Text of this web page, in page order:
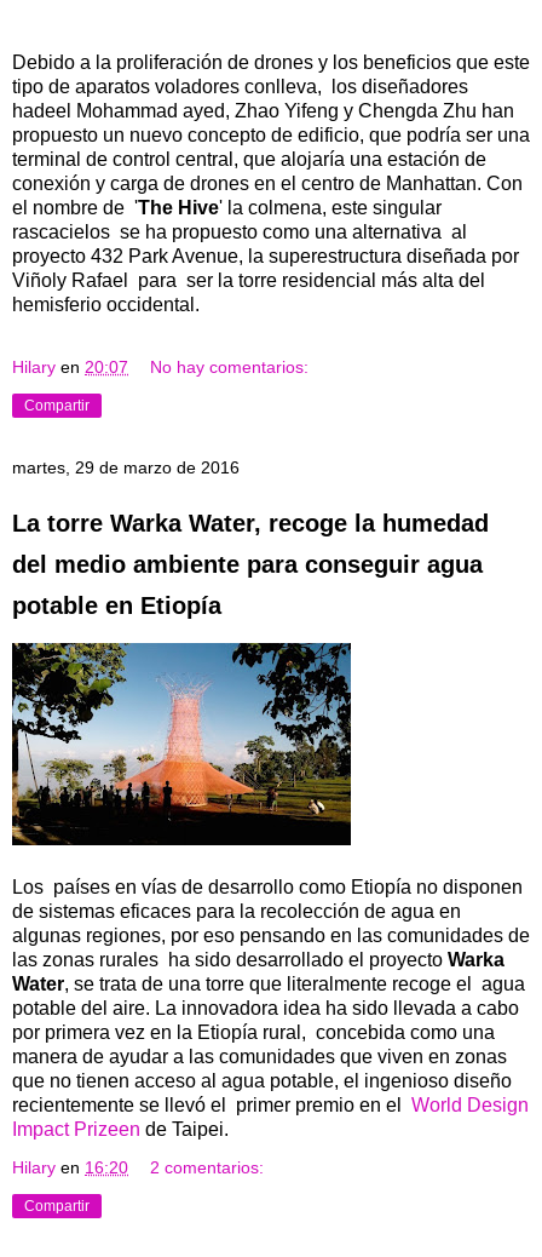
Debido a la proliferación de drones y los beneficios que este
tipo de aparatos voladores conlleva, los diseñadores
hadeel Mohammad ayed, Zhao Yifeng y Chengda Zhu han
propuesto un nuevo concepto de edificio, que podría ser una
terminal de control central, que alojaría una estación de
conexión y carga de drones en el centro de Manhattan. Con
el nombre de 'The Hive' la colmena, este singular
rascacielos se ha propuesto como una alternativa al
proyecto 432 Park Avenue, la superestructura diseñada por
Viñoly Rafael para ser la torre residencial más alta del
hemisferio occidental.
Hilary en 20:07 No hay comentarios:
Compartir
martes, 29 de marzo de 2016
La torre Warka Water, recoge la humedad
del medio ambiente para conseguir agua
potable en Etiopía
Los países en vías de desarrollo como Etiopía no disponen
de sistemas eficaces para la recolección de agua en
algunas regiones, por eso pensando en las comunidades de
las zonas rurales ha sido desarrollado el proyecto Warka
Water, se trata de una torre que literalmente recoge el agua
potable del aire. La innovadora idea ha sido llevada a cabo
por primera vez en la Etiopía rural, concebida como una
manera de ayudar a las comunidades que viven en zonas
que no tienen acceso al agua potable, el ingenioso diseño
recientemente se llevó el primer premio en el
World Design
Impact Prizeen de Taipei.
Hilary en 16:20 2 comentarios:
Compartir